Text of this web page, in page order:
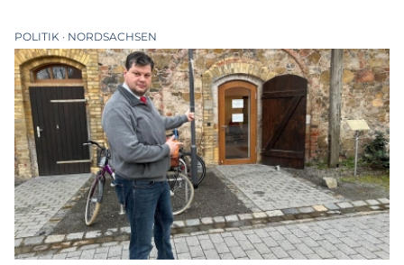
POLITIK NORDSACHSEN